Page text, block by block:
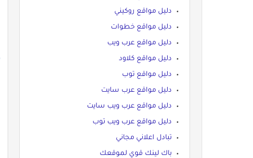
دليل مواقع روكيني
دليل مواقع خطوات
دليل مواقع عرب ويب
دليل مواقع كلاود
دليل مواقع توب
دليل مواقع عرب سايت
دليل مواقع عرب ويب سايت
دليل مواقع عرب ويب توب
تبادل اعلاني مجاني
باك لينك قوي لموقعك